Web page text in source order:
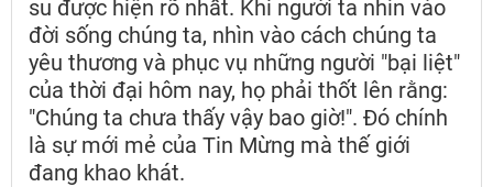
su được hiện rõ nhất. Khi người ta nhìn vào
đời sống chúng ta, nhìn vào cách chúng ta
yêu thương và phục vụ những người "bại liệt"
của thời đại hôm nay, họ phải thốt lên rằng:
"Chúng ta chưa thấy vậy bao giờ!". Đó chính
là sự mới mẻ của Tin Mừng mà thế giới
đang khao khát.